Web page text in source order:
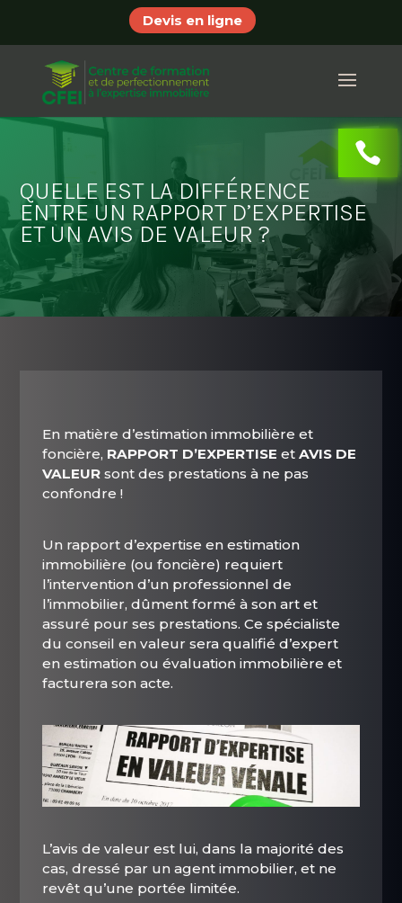
Devis en ligne
QUELLE EST LA DIFFÉRENCE
ENTRE UN RAPPORT D’EXPERTISE
ET UN AVIS DE VALEUR ?
En matière d’estimation immobilière et
foncière, RAPPORT D’EXPERTISE etAVIS DE
VALEUR sont des prestations à ne pas
confondre !
Un rapport d’expertise en estimation
immobilière (ou foncière) requiert
l’intervention d’un professionnel de
l’immobilier, dûment formé à son art et
assuré pour ses prestations. Ce spécialiste
du conseil en valeur sera qualifié d’expert
en estimation ou évaluation immobilière et
facturera son acte.
L’avis de valeur est lui, dans la majorité des
cas, dressé par un agent immobilier, et ne
revêt qu’une portée limitée.